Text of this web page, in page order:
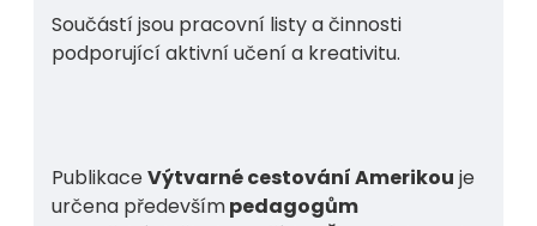
Součástí jsou pracovní listy a činnosti
podporující aktivní učení a kreativitu.
PublikaceVýtvarné cestování Amerikou je
určena předevšímpedagogům